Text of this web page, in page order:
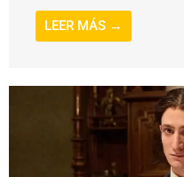
LEER MÁS →